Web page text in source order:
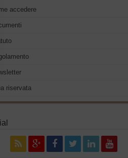
accedere
riservata